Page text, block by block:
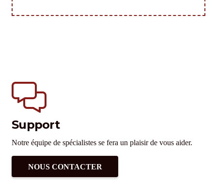
Support
Notre équipe de spécialistes se fera un plaisir de vous aider.
NOUS CONTACTER